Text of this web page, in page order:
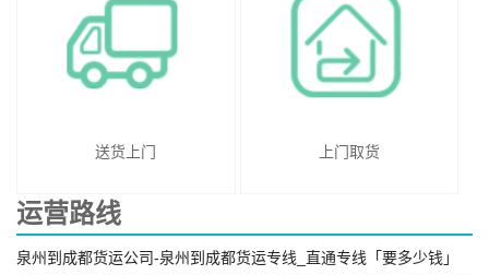
送货上门 上门取货
运营路线
泉州到成都货运公司-泉州到成都货运专线_直通专线「要多少钱」